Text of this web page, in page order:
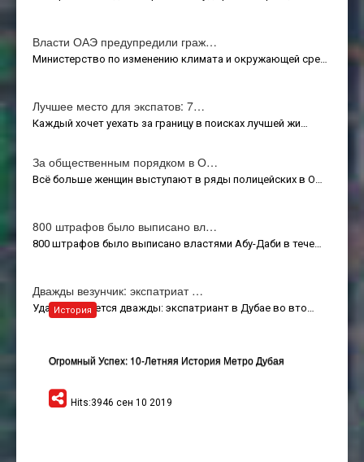
Власти ОАЭ предупредили граж…
Министерство по изменению климата и окружающей сре…
Лучшее место для экспатов: 7…
Каждый хочет уехать за границу в поисках лучшей жи…
За общественным порядком в О…
Всё больше женщин выступают в ряды полицейских в О…
800 штрафов было выписано вл…
800 штрафов было выписано властями Абу-Даби в тече…
Дважды везунчик: экспатриат …
Удача улыбается дважды: экспатриант в Дубае во вто…
Огромный Успех: 10-Летняя История Метро Дубая
Hits:3946 сен 10 2019
История